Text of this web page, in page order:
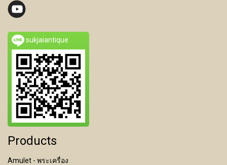
sukjaiantique
Products
Amulet - พระเครื่อง